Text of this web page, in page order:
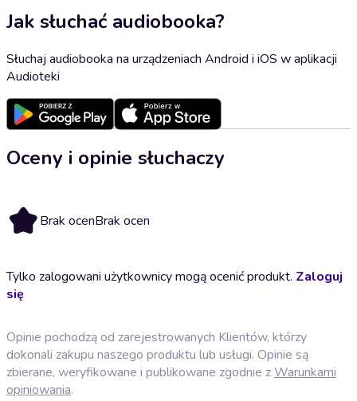
Jak słuchać audiobooka?
Słuchaj audiobooka na urządzeniach Android i iOS w aplikacji
Audioteki
Oceny i opinie słuchaczy
Brak ocenBrak ocen
Tylko zalogowani użytkownicy mogą ocenić produkt. Zaloguj
się
Opinie pochodzą od zarejestrowanych Klientów, którzy
dokonali zakupu naszego produktu lub usługi. Opinie są
zbierane, weryfikowane i publikowane zgodnie zWarunkami
opiniowania.